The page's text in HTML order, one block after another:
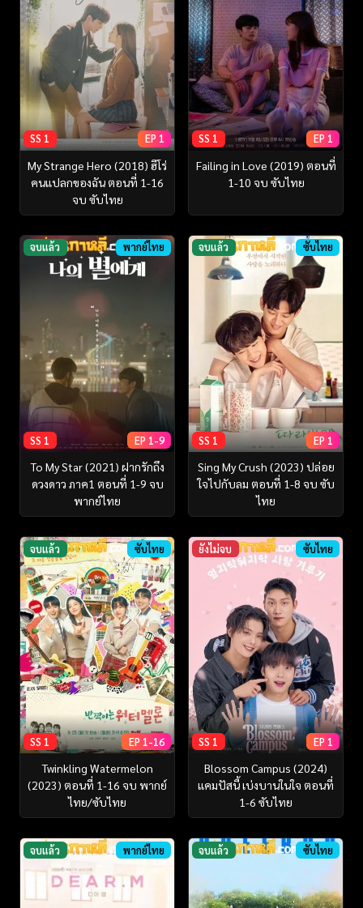
SS 1 EP 1
My Strange Hero (2018) ฮีโร่
คนแปลกของฉัน ตอนที่ 1-16
จบ ซับไทย
SS 1 EP 1
Failing in Love (2019) ตอนที่
1-10 จบ ซับไทย
จบแล้ว พากย์ไทย
SS 1 EP 1-9
To My Star (2021) ฝากรักถึง
ดวงดาว ภาค1 ตอนที่ 1-9 จบ
พากย์ไทย
จบแล้ว ซับไทย
SS 1 EP 1
Sing My Crush (2023) ปล่อย
ใจไปกับลม ตอนที่ 1-8 จบ ซับ
ไทย
จบแล้ว ซับไทย
SS 1 EP 1-16
Twinkling Watermelon
(2023) ตอนที่ 1-16 จบ พากย์
ไทย/ซับไทย
ยังไม่จบ ซับไทย
SS 1 EP 1
Blossom Campus (2024)
แคมปัสนี้ เบ่งบานในใจ ตอนที่
1-6 ซับไทย
จบแล้ว พากย์ไทย จบแล้ว ซับไทย